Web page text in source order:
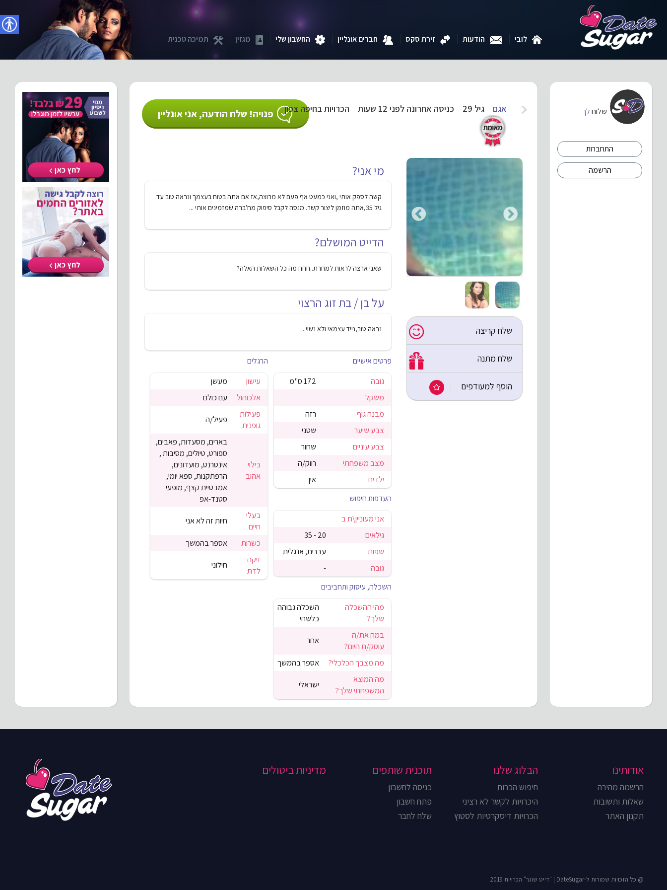
לובי הודעות זירת סקס חברים אונליין החשבון שלי מגזין תמיכה טכנית
פנויה! שלח הודעה, אני אונליין אגם גיל 29 כניסה אחרונה לפני 12 שעות הכרויות בחיפה צפון
שלח קריצה
שלח מתנה
הוסף למעודפים
מי אני?
קשה לספק אותי ,ואני כמעט אף פעם לא מרוצה,אז אם אתה בטוח בעצמך ונראה טוב עד
גיל 35,אתה מוזמן ליצור קשר. מנסה לקבל סיפוק מח'ברה שמזמינים אותי ...
הדייט המושלם?
שאני ארצה לראות למחרת..חחח מה כל השאלות האלה?
על בן / בת זוג הרצוי
נראה טוב,נייד עצמאי ולא נשוי...
הרגלים
עישון
מעשן
אלכוהול
עם כולם
פעילות
גופנית
פעיל/ה
בילוי
אהוב
בארים, מסעדות, פאבים,
ספורט, טיולים, מסיבות ,
אינטרנט, מועדונים,
הרפתקנות, ספא יומי,
אמבטיית קצף, מופעי
סטנד-אפ
בעלי
חיים
חיות זה לא אני
כשרות
אספר בהמשך
זיקה
לדת
חילוני
פרטים אישיים
גובה
172 ס"מ
משקל
מבנה גוף
רזה
צבע שיער
שטני
צבע עיניים
שחור
מצב משפחתי
רווק/ה
ילדים
אין
העדפות חיפוש
אני מעוניין\ת ב
גילאים
20 - 35
שפות
עברית, אנגלית
גובה
-
השכלה, עיסוק ותחביבים
מהי ההשכלה
שלך?
השכלה גבוהה
כלשהי
במה את/ה
עוסק/ת היום?
אחר
מה מצבך הכלכלי?
אספר בהמשך
מה המוצא
המשפחתי שלך?
ישראלי
שלוםלך
התחברות
הרשמה
אודותינו
הרשמה מהירה
שאלות ותשובות
תקנון האתר
הבלוג שלנו
חיפוש הכרות
היכרויות לקשר לא רציני
הכרויות דיסקרטיות לסטוץ
תוכנית שותפים
כניסה לחשבון
פתח חשבון
שלח לחבר
מדיניות ביטולים
@ כל הזכויות שמורות ל-DateSugar | "דייט שוגר" הכרויות 2019